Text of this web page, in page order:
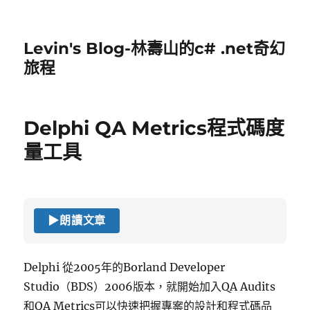
Levin's Blog-林壽山的c# .net奇幻
旅程
Delphi QA Metrics程式碼度
量工具
▶朗讀文章
Delphi 從2005年的Borland Developer
Studio（BDS）2006版本，就開始加入QA Audits
和QA Metrics可以快速把握專案的設計和程式碼品